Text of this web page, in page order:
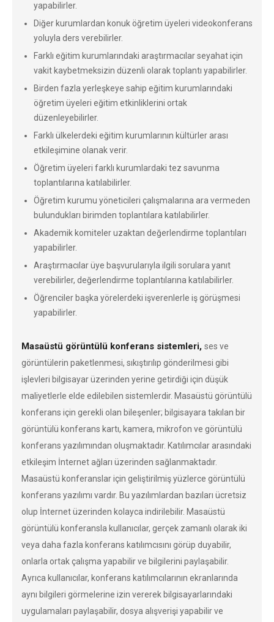
yapabilirler.
Diğer kurumlardan konuk öğretim üyeleri videokonferans
yoluyla ders verebilirler.
Farklı eğitim kurumlarındaki araştırmacılar seyahat için
vakit kaybetmeksizin düzenli olarak toplantı yapabilirler.
Birden fazla yerleşkeye sahip eğitim kurumlarındaki
öğretim üyeleri eğitim etkinliklerini ortak
düzenleyebilirler.
Farklı ülkelerdeki eğitim kurumlarının kültürler arası
etkileşimine olanak verir.
Öğretim üyeleri farklı kurumlardaki tez savunma
toplantılarına katılabilirler.
Öğretim kurumu yöneticileri çalışmalarına ara vermeden
bulundukları birimden toplantılara katılabilirler.
Akademik komiteler uzaktan değerlendirme toplantıları
yapabilirler.
Araştırmacılar üye başvurularıyla ilgili sorulara yanıt
verebilirler, değerlendirme toplantılarına katılabilirler.
Öğrenciler başka yörelerdeki işverenlerle iş görüşmesi
yapabilirler.
Masaüstü görüntülü konferans sistemleri, ses ve
görüntülerin paketlenmesi, sıkıştırılıp gönderilmesi gibi
işlevleri bilgisayar üzerinden yerine getirdiği için düşük
maliyetlerle elde edilebilen sistemlerdir. Masaüstü görüntülü
konferans için gerekli olan bileşenler; bilgisayara takılan bir
görüntülü konferans kartı, kamera, mikrofon ve görüntülü
konferans yazılımından oluşmaktadır. Katılımcılar arasındaki
etkileşim İnternet ağları üzerinden sağlanmaktadır.
Masaüstü konferanslar için geliştirilmiş yüzlerce görüntülü
konferans yazılımı vardır. Bu yazılımlardan bazıları ücretsiz
olup İnternet üzerinden kolayca indirilebilir. Masaüstü
görüntülü konferansla kullanıcılar, gerçek zamanlı olarak iki
veya daha fazla konferans katılımcısını görüp duyabilir,
onlarla ortak çalışma yapabilir ve bilgilerini paylaşabilir.
Ayrıca kullanıcılar, konferans katılımcılarının ekranlarında
aynı bilgileri görmelerine izin vererek bilgisayarlarındaki
uygulamaları paylaşabilir, dosya alışverişi yapabilir ve